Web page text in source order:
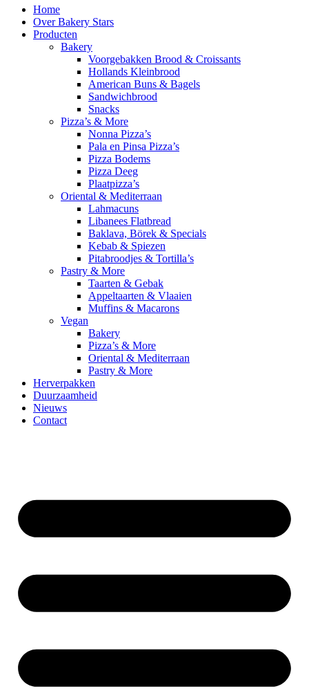
Home
Over Bakery Stars
Producten
Bakery
Voorgebakken Brood & Croissants
Hollands Kleinbrood
American Buns & Bagels
Sandwichbrood
Snacks
Pizza’s & More
Nonna Pizza’s
Pala en Pinsa Pizza’s
Pizza Bodems
Pizza Deeg
Plaatpizza’s
Oriental & Mediterraan
Lahmacuns
Libanees Flatbread
Baklava, Börek & Specials
Kebab & Spiezen
Pitabroodjes & Tortilla’s
Pastry & More
Taarten & Gebak
Appeltaarten & Vlaaien
Muffins & Macarons
Vegan
Bakery
Pizza’s & More
Oriental & Mediterraan
Pastry & More
Herverpakken
Duurzaamheid
Nieuws
Contact